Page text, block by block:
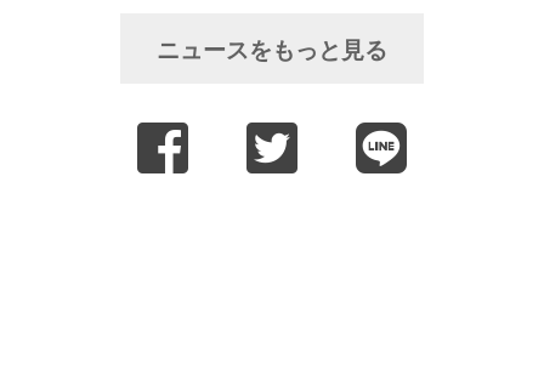
ニュースをもっと見る